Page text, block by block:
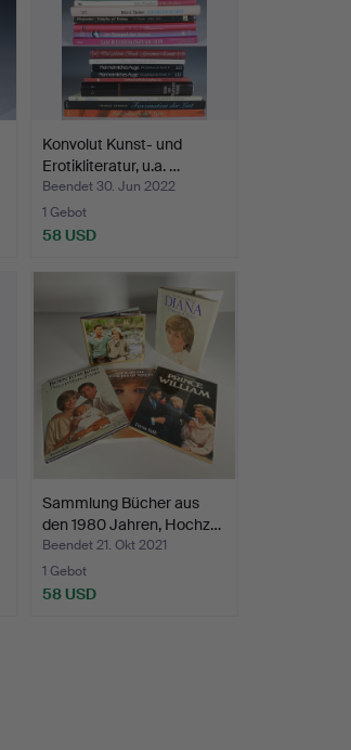
Konvolut Kunst- und
Erotikliteratur, u.a. …
Beendet 30. Jun 2022
1 Gebot
58 USD
Sammlung Bücher aus
den 1980 Jahren, Hochz…
Beendet 21. Okt 2021
1 Gebot
58 USD